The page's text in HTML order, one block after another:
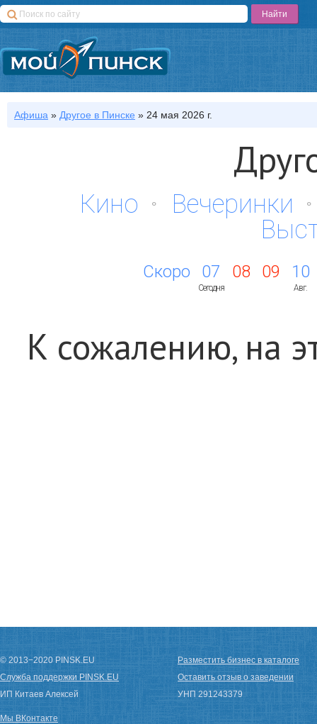
Афиша » Другое в Пинске » 24 мая 2026 г.
Кино
Вечеринки
Скоро 07
Сегодня
08 09 10
Авг.
К сожалению, на
© 2013−2020 PINSK.EU
Служба поддержки PINSK.EU
ИП Китаев Алексей
Разместить бизнес в каталоге
Оставить отзыв о заведении
УНП 291243379
Мы ВКонтакте